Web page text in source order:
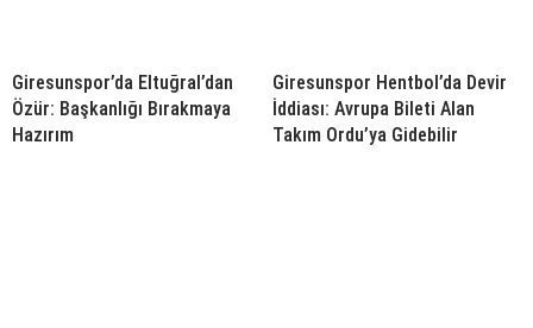
Giresunspor’da Eltuğral’dan
Özür: Başkanlığı Bırakmaya
Hazırım
Giresunspor Hentbol’da Devir
İddiası: Avrupa Bileti Alan
Takım Ordu’ya Gidebilir